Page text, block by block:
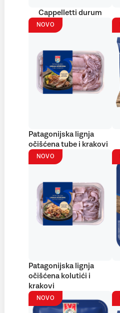
Cappelletti durum
NOVO
Patagonijska lignja
očišćena tube i krakovi
NOVO
Patagonijska lignja
očišćena kolutići i
krakovi
NOVO